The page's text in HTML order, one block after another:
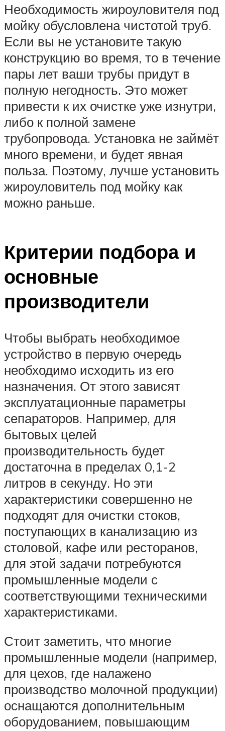
Необходимость жироуловителя под
мойку обусловлена чистотой труб.
Если вы не установите такую
конструкцию во время, то в течение
пары лет ваши трубы придут в
полную негодность. Это может
привести к их очистке уже изнутри,
либо к полной замене
трубопровода. Установка не займёт
много времени, и будет явная
польза. Поэтому, лучше установить
жироуловитель под мойку как
можно раньше.
Критерии подбора и
основные
производители
Чтобы выбрать необходимое
устройство в первую очередь
необходимо исходить из его
назначения. От этого зависят
эксплуатационные параметры
сепараторов. Например, для
бытовых целей
производительность будет
достаточна в пределах 0,1-2
литров в секунду. Но эти
характеристики совершенно не
подходят для очистки стоков,
поступающих в канализацию из
столовой, кафе или ресторанов,
для этой задачи потребуются
промышленные модели с
соответствующими техническими
характеристиками.
Стоит заметить, что многие
промышленные модели (например,
для цехов, где налажено
производство молочной продукции)
оснащаются дополнительным
оборудованием, повышающим